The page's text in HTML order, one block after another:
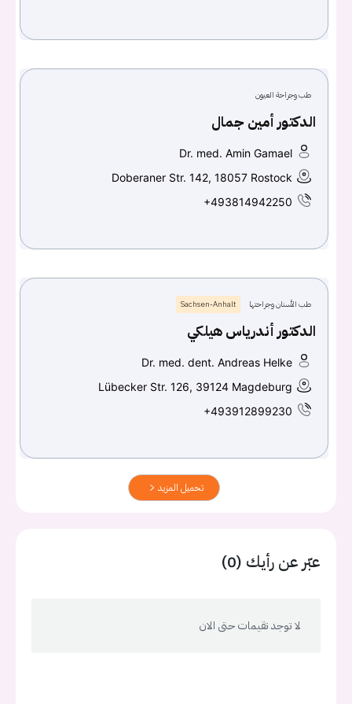
طب وجراحة العيون
الدكتور أمين جمال
Dr. med. Amin Gamael
Doberaner Str. 142, 18057 Rostock
+493814942250
طب الأسنان وجراحتها Sachsen-Anhalt
الدكتور أندرياس هيلكي
Dr. med. dent. Andreas Helke
Lübecker Str. 126, 39124 Magdeburg
+493912899230
تحميل المزيد
عبّر عن رأيك (0)
لا توجد تقيمات حتى الان